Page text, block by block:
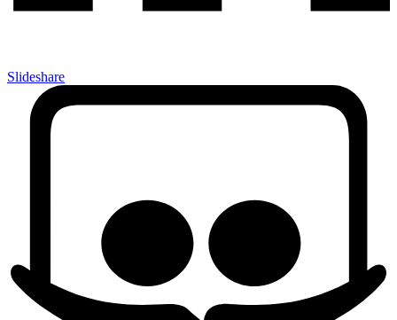
Slideshare